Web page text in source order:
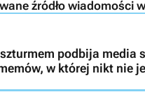
źródło wiadomości
podbija media
w której nikt nie